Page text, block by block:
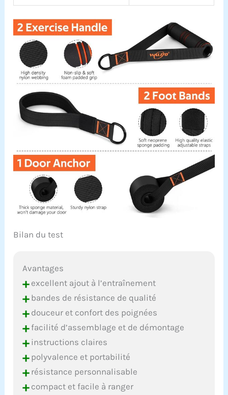
Bilan du test
Avantages
+excellent ajout à l’entraînement
+bandes de résistance de qualité
+douceur et confort des poignées
+facilité d’assemblage et de démontage
+instructions claires
+polyvalence et portabilité
+résistance personnalisable
+compact et facile à ranger